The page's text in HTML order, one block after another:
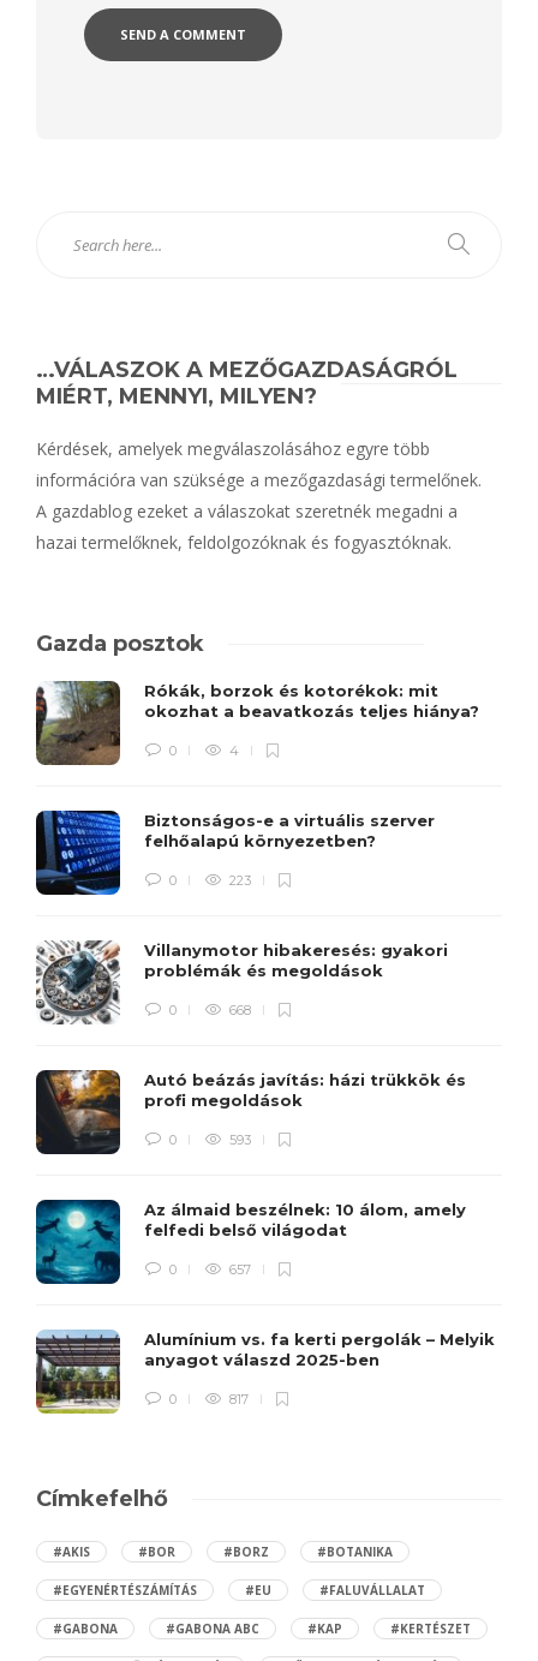
…VÁLASZOK A MEZŐGAZDASÁGRÓL
MIÉRT, MENNYI, MILYEN?
Kérdések, amelyek megválaszolásához egyre több
információra van szüksége a mezőgazdasági termelőnek.
A gazdablog ezeket a válaszokat szeretnék megadni a
hazai termelőknek, feldolgozóknak és fogyasztóknak.
Gazda posztok
Rókák, borzok és kotorékok: mit
okozhat a beavatkozás teljes hiánya?
0 4
Biztonságos-e a virtuális szerver
felhőalapú környezetben?
0 223
Villanymotor hibakeresés: gyakori
problémák és megoldások
0 668
Autó beázás javítás: házi trükkök és
profi megoldások
0 593
Az álmaid beszélnek: 10 álom, amely
felfedi belső világodat
0 657
Alumínium vs. fa kerti pergolák – Melyik
anyagot válaszd 2025-ben
0 817
Címkefelhő
#AKIS #BOR #BORZ #BOTANIKA
#EGYENÉRTÉSZÁMÍTÁS #EU #FALUVÁLLALAT
#GABONA #GABONA ABC #KAP #KERTÉSZET